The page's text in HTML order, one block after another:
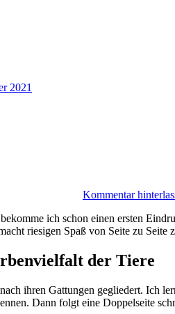
2021
Kommentar
ich schon einen ersten
riesigen Spaß von Seite zu
der Tiere
ihren Gattungen gegliedert. Ich
Dann folgt eine Doppelseite